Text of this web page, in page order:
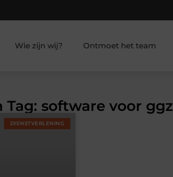
Wie zijn wij? Ontmoet het team
software voor ggz
DIENSTVERLENING